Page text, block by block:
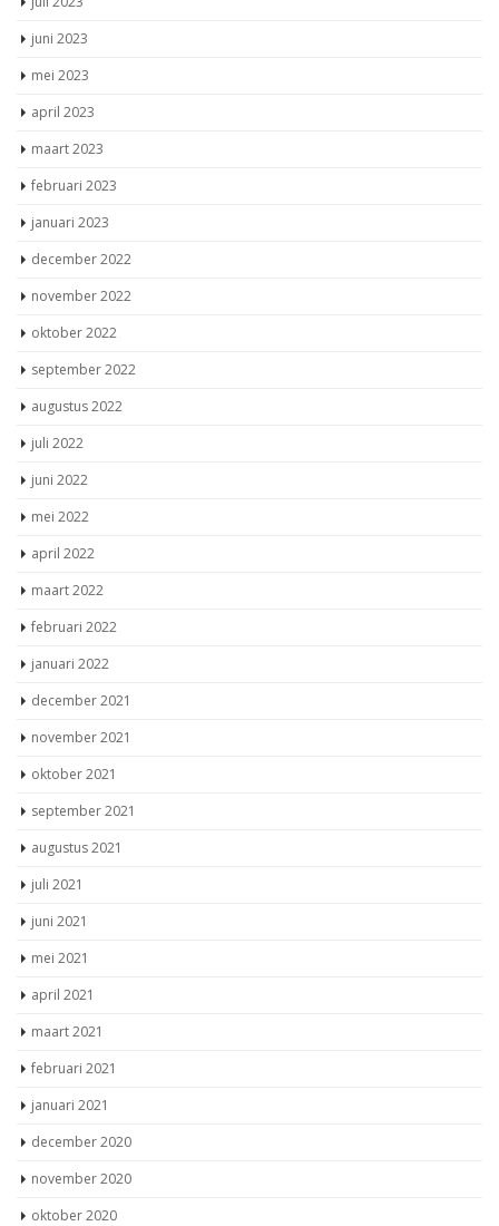
juni 2023
mei 2023
april 2023
maart 2023
februari 2023
januari 2023
december 2022
november 2022
oktober 2022
september 2022
augustus 2022
juli 2022
juni 2022
mei 2022
april 2022
maart 2022
februari 2022
januari 2022
december 2021
november 2021
oktober 2021
september 2021
augustus 2021
juli 2021
juni 2021
mei 2021
april 2021
maart 2021
februari 2021
januari 2021
december 2020
november 2020
oktober 2020